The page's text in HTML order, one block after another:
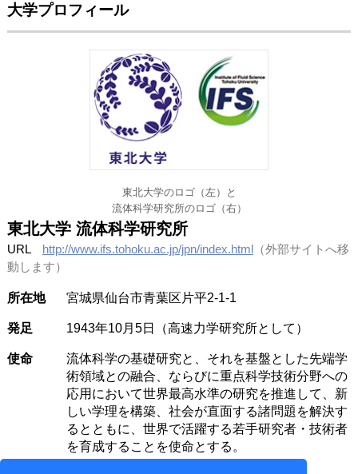
大学プロフィール
東北大学のロゴ（左）と
流体科学研究所のロゴ（右）
東北大学 流体科学研究所
URL http://www.ifs.tohoku.ac.jp/jpn/index.html（外部サイトへ移
動します）
所在地 宮城県仙台市青葉区片平2-1-1
発足 1943年10月5日（高速力学研究所として）
使命
流体科学の基礎研究と、それを基盤とした先端学
術領域との融合、ならびに重点科学技術分野への
応用において世界最高水準の研究を推進して、新
しい学理を構築、社会が直面する諸問題を解決す
るとともに、世界で活躍する若手研究者・技術者
を育成することを使命とする。